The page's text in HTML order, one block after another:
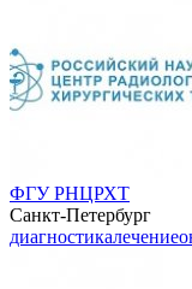
ФГУ РНЦРХТ
Санкт-Петербург
диагностикалечение